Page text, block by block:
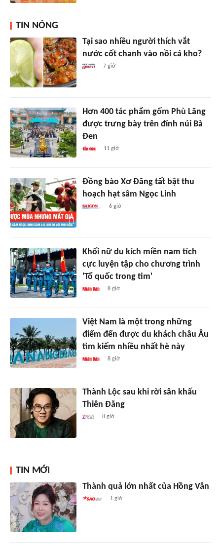
TIN NÓNG
Tại sao nhiều người thích vắt
nước cốt chanh vào nồi cá kho?
7 giờ
Hơn 400 tác phẩm gốm Phù Lãng
được trưng bày trên đỉnh núi Bà
Đen
11 giờ
Đồng bào Xơ Đăng tất bật thu
hoạch hạt sâm Ngọc Linh
6 giờ
Khối nữ du kích miền nam tích
cực luyện tập cho chương trình
'Tổ quốc trong tim'
8 giờ
Việt Nam là một trong những
điểm đến được du khách châu Âu
tìm kiếm nhiều nhất hè này
8 giờ
Thành Lộc sau khi rời sân khấu
Thiên Đăng
8 giờ
TIN MỚI
Thành quả lớn nhất của Hồng Vân
1 giờ